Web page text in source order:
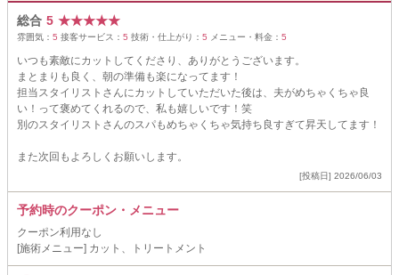
総合 5 ★★★★★
雰囲気： 5 接客サービス： 5 技術・仕上がり： 5 メニュー・料金： 5
いつも素敵にカットしてくださり、ありがとうございます。
まとまりも良く、朝の準備も楽になってます！
担当スタイリストさんにカットしていただいた後は、夫がめちゃくちゃ良
い！って褒めてくれるので、私も嬉しいです！笑
別のスタイリストさんのスパもめちゃくちゃ気持ち良すぎて昇天してます！
また次回もよろしくお願いします。
[投稿日] 2026/06/03
予約時のクーポン・メニュー
クーポン利用なし
[施術メニュー] カット、トリートメント